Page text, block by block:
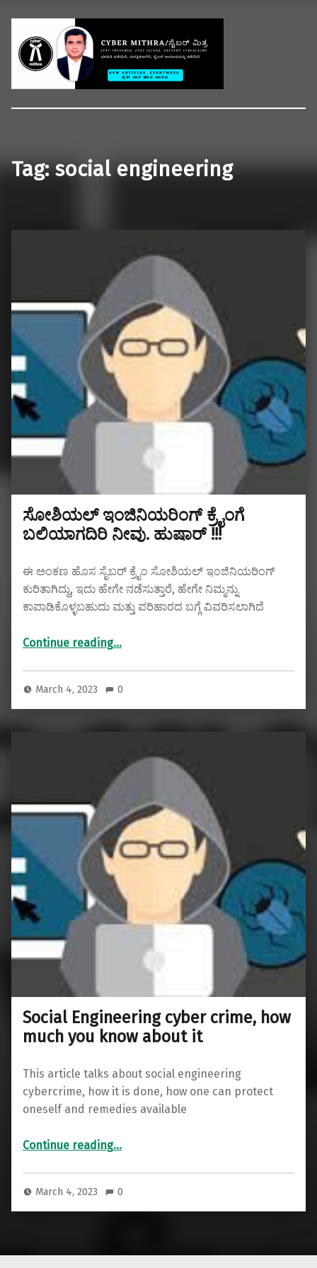
Tag:social engineering
ಸೋಶಿಯಲ್ ಇಂಜಿನಿಯರಿಂಗ್ ಕ್ರೈಂಗೆ
ಬಲಿಯಾಗದಿರಿ ನೀವು. ಹುಷಾರ್ !!!
ಈ ಅಂಕಣ ಹೊಸ ಸೈಬರ್ ಕ್ರೈಂ ಸೋಶಿಯಲ್ ಇಂಜಿನಿಯರಿಂಗ್
ಕುರಿತಾಗಿದ್ದು, ಇದು ಹೇಗೇ ನಡೆಸುತ್ತಾರೆ, ಹೇಗೇ ನಿಮ್ಮನ್ನು
ಕಾಪಾಡಿಕೊಳ್ಳಬಹುದು ಮತ್ತು ಪರಿಹಾರದ ಬಗ್ಗೆ ವಿವರಿಸಲಾಗಿದೆ
Continue reading“ಸೋಶಿಯಲ್ ಇಂಜಿನಿಯರಿಂಗ್ ಕ್ರೈಂಗೆ ಬಲಿಯಾಗದಿರಿ ನೀವು. ಹುಷಾರ್ !!!”
…
March 4, 2023 0
Social Engineering cyber crime, how
much you know about it
This article talks about social engineering
cybercrime, how it is done, how one can protect
oneself and remedies available
Continue reading“Social Engineering cyber crime, how much you know about it”…
March 4, 2023 0